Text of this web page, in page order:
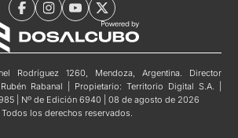
Rodríguez 1260, Mendoza, Argentina. Director
Rabanal | Propietario: Territorio Digital S.A. |
| Nº de Edición 6940 | 08 de agosto de 2026
los derechos reservados.